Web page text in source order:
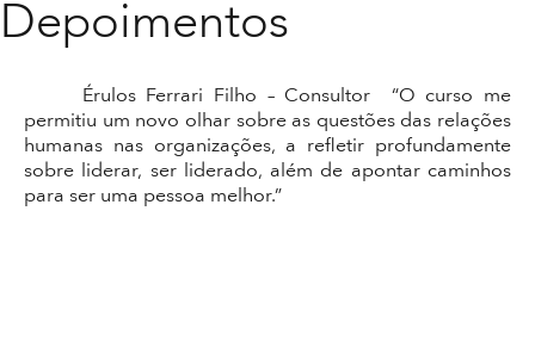
Depoimentos
Érulos Ferrari Filho – Consultor “O curso me
permitiu um novo olhar sobre as questões das relações
humanas nas organizações, a refletir profundamente
sobre liderar, ser liderado, além de apontar caminhos
para ser uma pessoa melhor.”